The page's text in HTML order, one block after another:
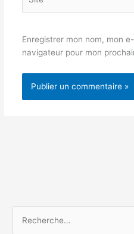
Enregistrer mon nom, mon
navigateur pour mon